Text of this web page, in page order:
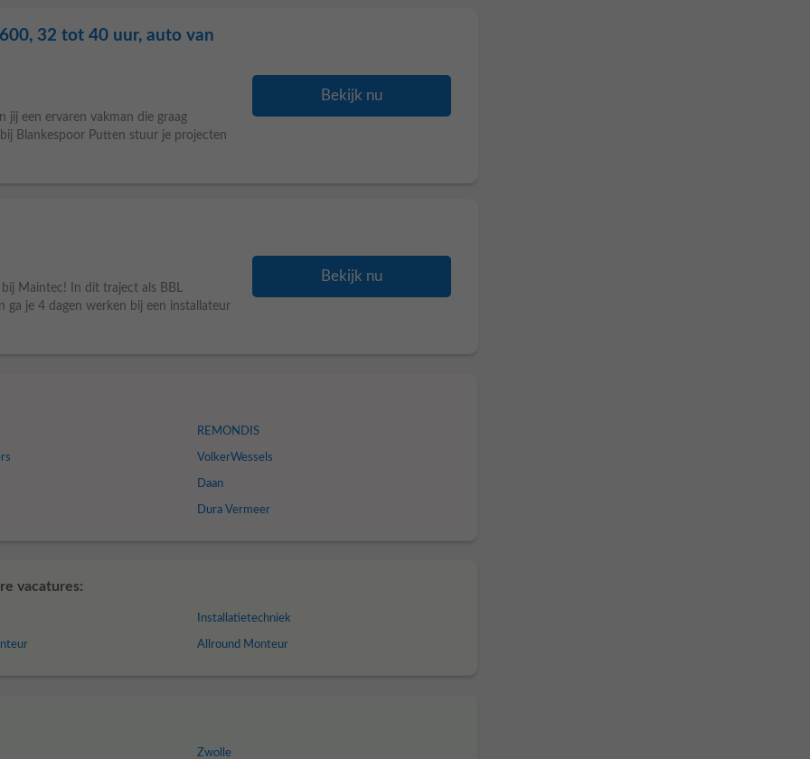
32 tot 40 uur, auto van
jij een ervaren vakman die graag
bij Blankespoor Putten stuur je projecten
Bekijk nu
bij Maintec! In dit traject als BBL
ga je 4 dagen werken bij een installateur
Bekijk nu
REMONDIS
VolkerWessels
Daan
Dura Vermeer
vacatures:
Installatietechniek
Allround Monteur
Zwolle